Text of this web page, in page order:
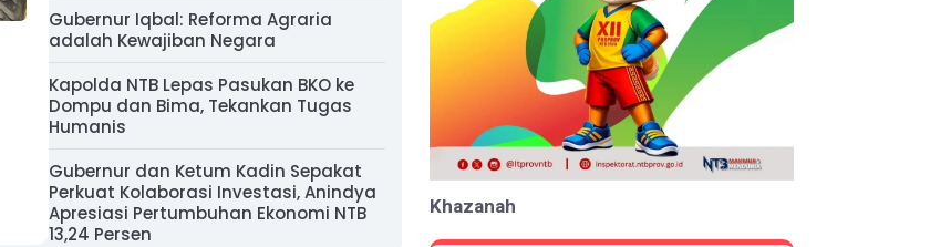
Gubernur Iqbal: Reforma Agraria
adalah Kewajiban Negara
Kapolda NTB Lepas Pasukan BKO ke
Dompu dan Bima, Tekankan Tugas
Humanis
Gubernur dan Ketum Kadin Sepakat
Perkuat Kolaborasi Investasi, Anindya
Apresiasi Pertumbuhan Ekonomi NTB
13,24 Persen
Khazanah